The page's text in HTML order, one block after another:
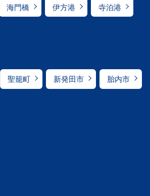
海門橋 伊方港 寺泊港
聖籠町 新発田市 胎内市